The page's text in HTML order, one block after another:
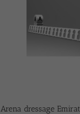
Arena dressage